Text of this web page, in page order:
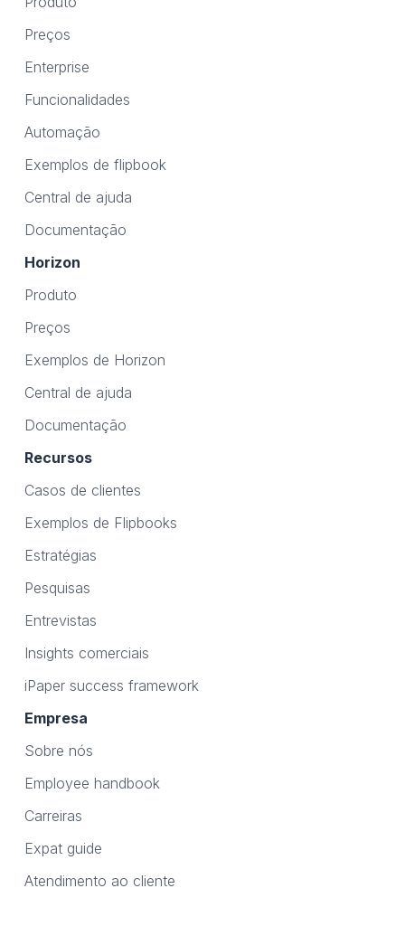
Preços
Enterprise
Funcionalidades
Automação
Exemplos de flipbook
Central de ajuda
Documentação
Horizon
Produto
Preços
Exemplos de Horizon
Central de ajuda
Documentação
Recursos
Casos de clientes
Exemplos de Flipbooks
Estratégias
Pesquisas
Entrevistas
Insights comerciais
iPaper success framework
Empresa
Sobre nós
Employee handbook
Carreiras
Expat guide
Atendimento ao cliente